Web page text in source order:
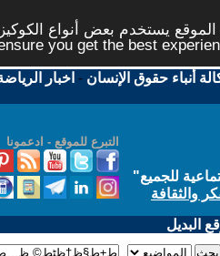
الكوكيز نرجو النقر على الزر
الرياضة-اخبار